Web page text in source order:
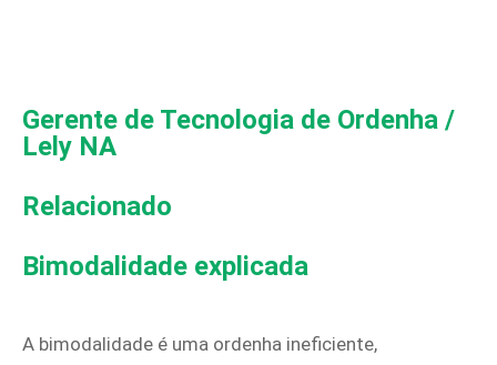
Gerente de Tecnologia de Ordenha /
Lely NA
Relacionado
Bimodalidade explicada
A bimodalidade é uma ordenha ineficiente,